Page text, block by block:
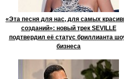
«Эта песня для нас, для самых
созданий»: новый трек SEVILLE
подтвердил её статус бриллианта
бизнеса